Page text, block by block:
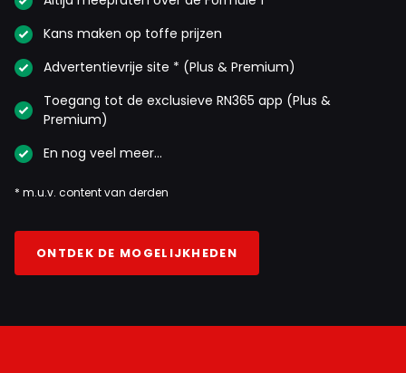
Kans maken op toffe prijzen
Advertentievrije site * (Plus & Premium)
Toegang tot de exclusieve RN365 app (Plus &
Premium)
En nog veel meer…
* m.u.v. content van derden
ONTDEK DE MOGELIJKHEDEN